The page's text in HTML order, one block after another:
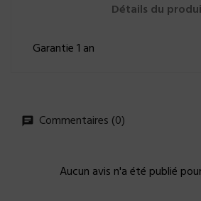
Détails du
Garantie 1 an
Commentaires (0)
Aucun avis n'a été publié